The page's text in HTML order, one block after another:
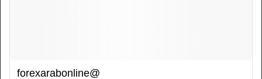
@forexarabonline